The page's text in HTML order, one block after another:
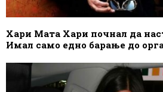
Хари Мата Хари почнал да
Имал само едно барање до